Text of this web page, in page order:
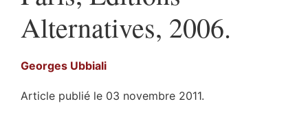
Alternatives, 2006.
Georges Ubbiali
Article publié le 03 novembre 2011.